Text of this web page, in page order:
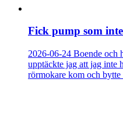
Fick pump som
2026-06-24 Boende och
upptäckte jag att jag inte
rörmokare kom och bytte